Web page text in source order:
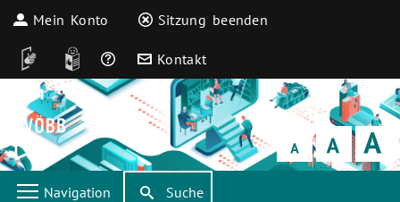
Mein Konto Sitzung beenden
DGS Leichte Sprache
Häufige Fragen
Kontakt
Schrift
klein Schrift
normal Schrift
groß
Navigation Suche